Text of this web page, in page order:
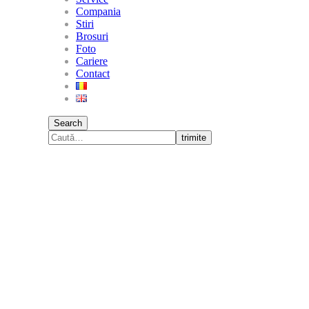
Compania
Stiri
Brosuri
Foto
Cariere
Contact
Search
trimite